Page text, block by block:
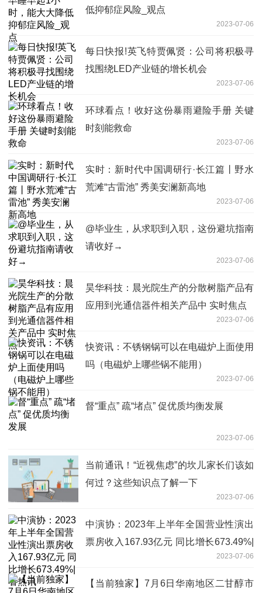
低抑郁症风险_观点
2023-07-06
每日快报!英飞特贾佩贤：公司将积极寻
找围绕LED产业链的增长机会
2023-07-06
环球看点！收好这份暴雨避险手册 关键
时刻能救命
2023-07-06
实时：新时代中国调研行·长江篇丨野水
荒滩“古雷池” 秀美安澜新高地
2023-07-06
@毕业生，从求职到入职，这份避坑指南
请收好→
2023-07-06
昊华科技：晨光院生产的分散树脂产品有
应用到光通信器件相关产品中 实时焦点
2023-07-06
快资讯：不锈钢锅可以在电磁炉上面使用
吗（电磁炉上哪些锅不能用）
2023-07-06
督“重点” 疏“堵点” 促优质均衡发展
2023-07-06
当前通讯！“近视焦虑”的坎儿家长们该如
何过？这些知识点了解一下
2023-07-06
中演协：2023年上半年全国营业性演出
票房收入167.93亿元 同比增长673.49%|
2023-07-06
【当前独家】7月6日华南地区二甘醇市